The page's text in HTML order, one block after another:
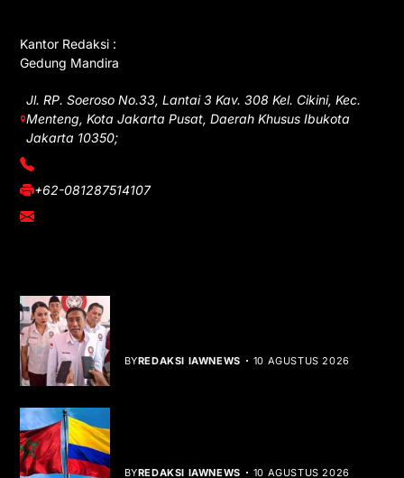
Kantor Redaksi :
Gedung Mandira
Jl. RP. Soeroso No.33, Lantai 3 Kav. 308 Kel. Cikini, Kec.
Menteng, Kota Jakarta Pusat, Daerah Khusus Ibukota
Jakarta 10350;
(021) 3908026
+62-081287514107
adm@iawnews.com
BYREDAKSI IAWNEWS 10 AGUSTUS 2026
BYREDAKSI IAWNEWS 10 AGUSTUS 2026